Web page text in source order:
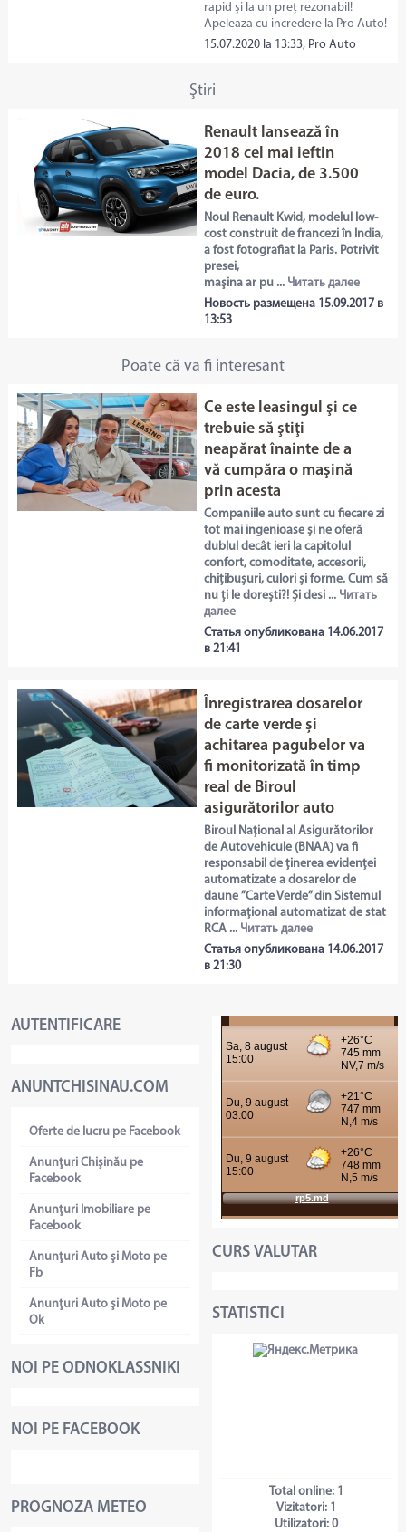
rapid și la un preț rezonabil!
Apeleaza cu incredere la Pro Auto!
15.07.2020 la 13:33, Pro Auto
Ştiri
Renault lansează în
2018 cel mai ieftin
model Dacia, de 3.500
de euro.
Noul Renault Kwid, modelul low-
cost construit de francezi în India,
a fost fotografiat la Paris. Potrivit
presei,
maşina ar pu ... Читать далее
Новость размещена 15.09.2017 в
13:53
Poate că va fi interesant
Ce este leasingul şi ce
trebuie să ştiţi
neapărat înainte de a
vă cumpăra o maşină
prin acesta
Companiile auto sunt cu fiecare zi
tot mai ingenioase și ne oferă
dublul decât ieri la capitolul
confort, comoditate, accesorii,
chițibușuri, culori și forme. Cum să
nu ți le dorești?! Și desi ... Читать
далее
Статья опубликована 14.06.2017
в 21:41
Înregistrarea dosarelor
de carte verde și
achitarea pagubelor va
fi monitorizată în timp
real de Biroul
asigurătorilor auto
Biroul Național al Asigurătorilor
de Autovehicule (BNAA) va fi
responsabil de ținerea evidenței
automatizate a dosarelor de
daune ”Carte Verde” din Sistemul
informațional automatizat de stat
RCA ... Читать далее
Статья опубликована 14.06.2017
в 21:30
AUTENTIFICARE
ANUNTCHISINAU.COM
Oferte de lucru pe Facebook
Anunţuri Chişinău pe
Facebook
Anunţuri Imobiliare pe
Facebook
Anunţuri Auto şi Moto pe
Fb
Anunţuri Auto şi Moto pe
Ok
NOI PE ODNOKLASSNIKI
NOI PE FACEBOOK
PROGNOZA METEO
CURS VALUTAR
STATISTICI
Total online: 1
Vizitatori: 1
Utilizatori:0